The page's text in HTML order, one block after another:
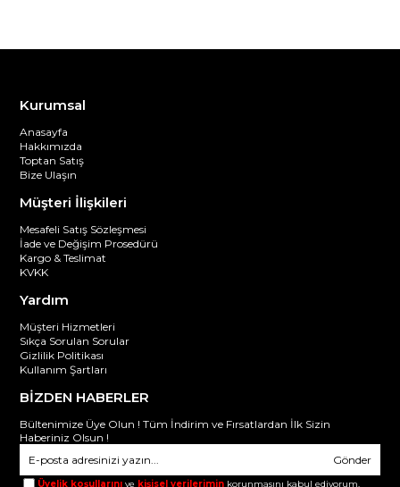
Kurumsal
Anasayfa
Hakkımızda
Toptan Satış
Bize Ulaşın
Müşteri İlişkileri
Mesafeli Satış Sözleşmesi
İade ve Değişim Prosedürü
Kargo & Teslimat
KVKK
Yardım
Müşteri Hizmetleri
Sıkça Sorulan Sorular
Gizlilik Politikası
Kullanım Şartları
BİZDEN HABERLER
Bültenimize Üye Olun ! Tüm İndirim ve Fırsatlardan İlk Sizin
Haberiniz Olsun !
Gönder
Üyelik koşullarını ve kişisel verilerimin korunmasını kabul ediyorum.